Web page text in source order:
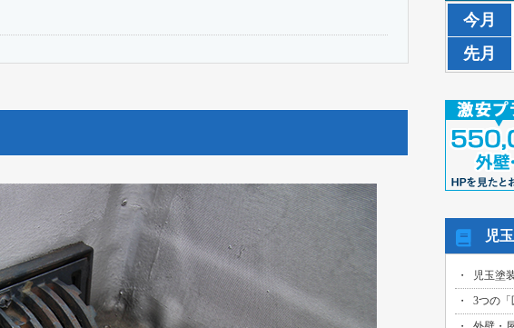
頂きました！
2026/08/02
名古屋市
修工事の御
2026/08/01
名古屋市千
他塗装工事
2026/08/01
名古屋市中
2026/08/01
名古屋市名
2026/08/01
名古屋市
塗装工事
今月
先月
児
児玉塗
3つの「